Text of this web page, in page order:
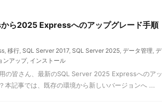
ら2025 Expressへのアップグレード手順
, 移行, SQL Server 2017, SQL Server 2025, データ管理, デ
ンアップ, インストール
の皆さん、最新のSQL Server 2025 Expressへのアッ
本記事では、既存の環境から新しいバージョンへ ...